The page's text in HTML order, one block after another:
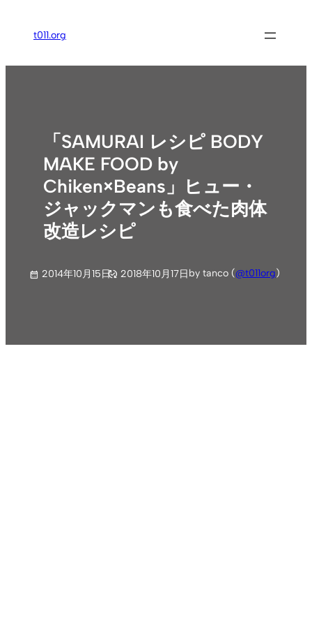
ス
t011.org
「SAMURAI レシピ BODY
MAKE FOOD by
Chiken×Beans」ヒュー・
ジャックマンも食べた肉体
改造レシピ
2014年10月15日 2018年10月17日by tanco (@t011org)